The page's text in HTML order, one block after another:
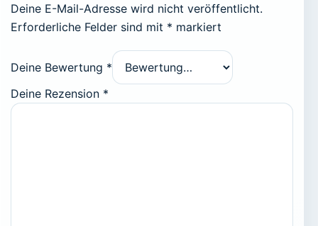
Deine E-Mail-Adresse wird nicht veröffentlicht.
Erforderliche Felder sind mit * markiert
Deine Bewertung *
Deine Rezension *